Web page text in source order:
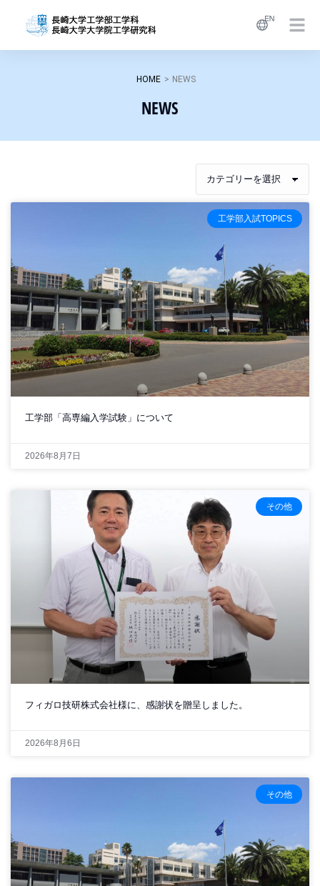
HOME > NEWS
NEWS
工学部入試TOPICS
工学部「高専編入学試験」について
2026年8月7日
その他
フィガロ技研株式会社様に、感謝状を贈呈しました。
2026年8月6日
その他